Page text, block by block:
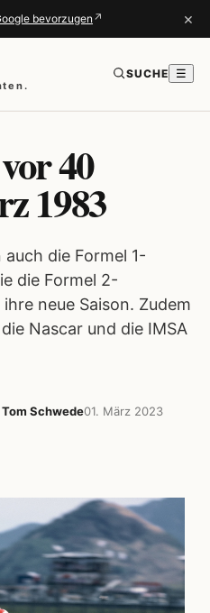
bevorzugen ↗ ×
SUCHE ☰
40
1983
die Formel 1-
die Formel 2-
neue Saison. Zudem
Nascar und die IMSA
Schwede01. März 2023